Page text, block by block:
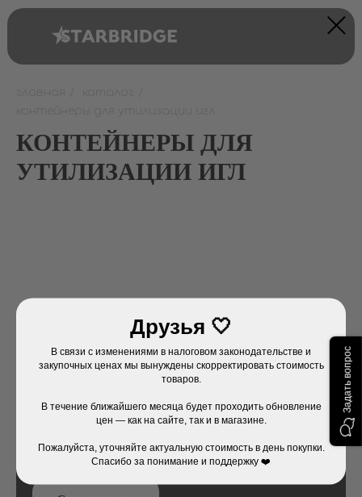
Друзья 🤍
В связи с изменениями в налоговом законодательстве и
закупочных ценах мы вынуждены скорректировать стоимость
товаров.
В течение ближайшего месяца будет проходить обновление
цен — как на сайте, так и в магазине.
Пожалуйста, уточняйте актуальную стоимость в день покупки.
Спасибо за понимание и поддержку ❤️
КОНТЕЙНЕРЫ ДЛЯ
УТИЛИЗАЦИИ ИГЛ
Не нашли нужный товар? В наших магазинах
ассортимент еще больше. Обратитесь в
магазин или напишите в онлайн-чат на сайте
Задать вопрос